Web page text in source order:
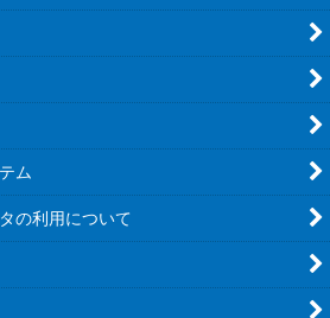
ム
の利用について